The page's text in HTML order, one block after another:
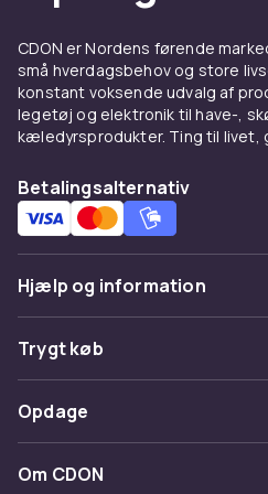
og bronzerfor varme og
Køb foundation og
hurtig levering og tryg
CDON er Nordens førende
små hverdagsbehov og store
konstant voksende udvalg af
legetøj og elektronik til have-,
kæledyrsprodukter. Ting til livet,
Betalingsalternativ
Hjælp og information
Ofte stillede spørgsmål
Spor pakke
Fortryd & returner her
Kontakt os
Trygt køb
Betaling
Levering
Opdage
Kategorier
Om CDON